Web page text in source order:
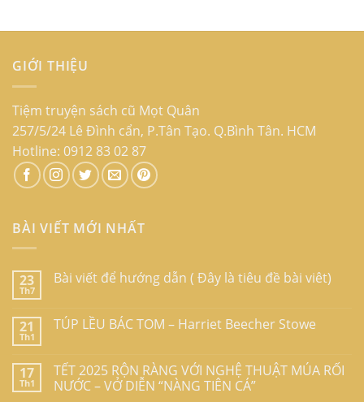
GIỚI THIỆU
Tiệm truyện sách cũ Mọt Quân
257/5/24 Lê Đình cẩn, P.Tân Tạo. Q.Bình Tân. HCM
Hotline: 0912 83 02 87
BÀI VIẾT MỚI NHẤT
23
Th7
Bài viết để hướng dẫn ( Đây là tiêu đề bài viêt)
21
Th1
TÚP LỀU BÁC TOM – Harriet Beecher Stowe
17
Th1
TẾT 2025 RỘN RÀNG VỚI NGHỆ THUẬT MÚA RỐI
NƯỚC – VỞ DIỄN “NÀNG TIÊN CÁ”